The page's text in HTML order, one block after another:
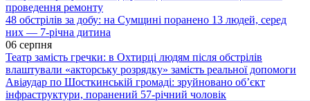
проведення ремонту
48 обстрілів за добу: на Сумщині поранено 13 людей, серед
них — 7-річна дитина
06 серпня
Театр замість гречки: в Охтирці людям після обстрілів
влаштували «акторську розрядку» замість реальної допомоги
Авіаудар по Шосткинській громаді: зруйновано об’єкт
інфраструктури, поранений 57-річний чоловік